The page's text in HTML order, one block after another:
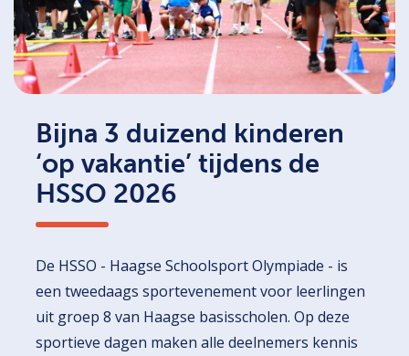
Bijna 3 duizend kinderen
‘op vakantie’ tijdens de
HSSO 2026
De HSSO - Haagse Schoolsport Olympiade - is
een tweedaags sportevenement voor leerlingen
uit groep 8 van Haagse basisscholen. Op deze
sportieve dagen maken alle deelnemers kennis